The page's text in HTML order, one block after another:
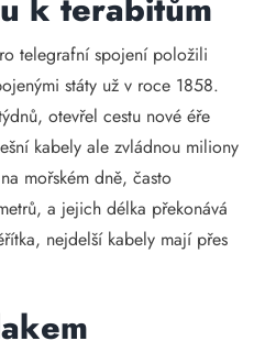
telegrafní spojení položili
státy už v roce 1858.
otevřel cestu nové éře
kabely ale zvládnou miliony
mořském dně, často
a jejich délka překonává
nejdelší kabely mají přes